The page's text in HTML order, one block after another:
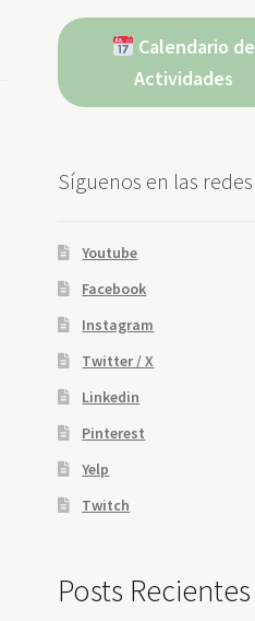
Calendario de
Actividades
Síguenos en las redes
Youtube
Facebook
Instagram
Twitter / X
Linkedin
Pinterest
Yelp
Twitch
Posts Recientes